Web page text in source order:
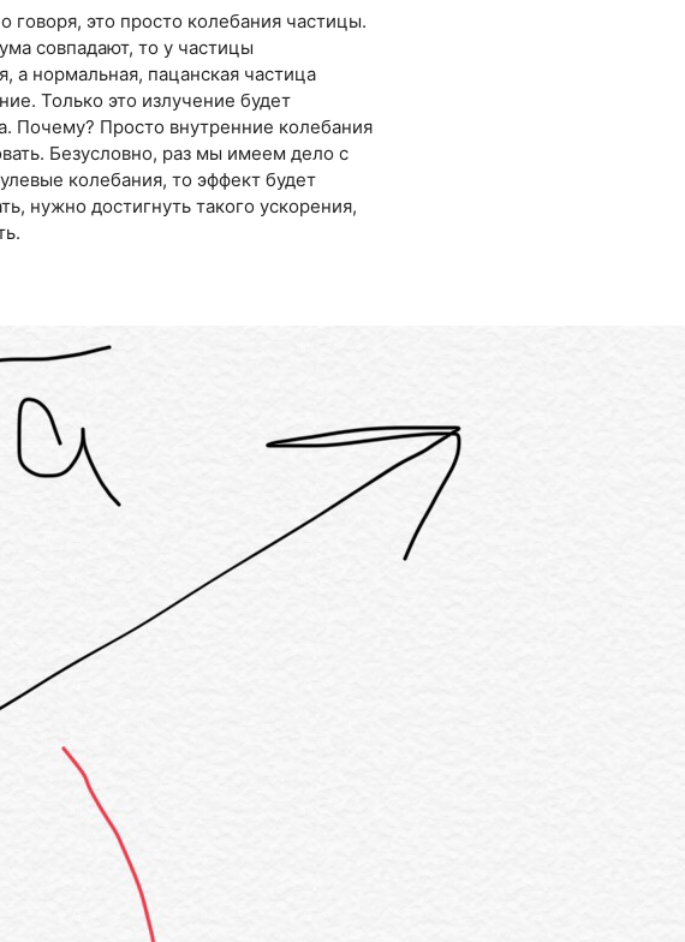
говоря, это просто колебания частицы.
совпадают, то у частицы
а нормальная, пацанская частица
Только это излучение будет
Почему? Просто внутренние колебания
Безусловно, раз мы имеем дело с
колебания, то эффект будет
нужно достигнуть такого ускорения,